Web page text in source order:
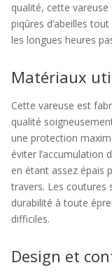
qualité, cette
piqûres d’abeilles
les longues heures
Matériaux
Cette vareuse est
qualité
une protection
éviter l’accumulation
en étant assez épais
travers. Les coutures
durabilité à toute
difficiles.
Design et